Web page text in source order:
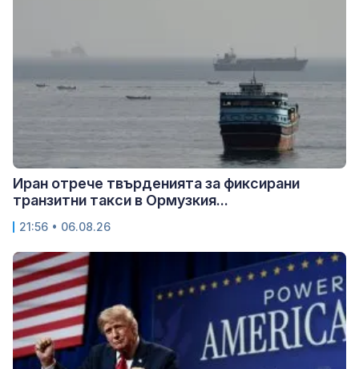
Иран отрече твърденията за фиксирани
транзитни такси в Ормузкия...
21:56 • 06.08.26